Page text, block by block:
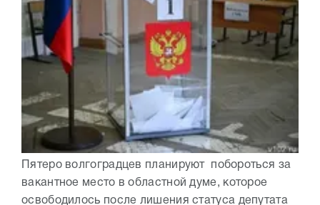
Пятеро волгоградцев планируют побороться за
вакантное место в областной думе, которое
освободилось после лишения статуса депутата